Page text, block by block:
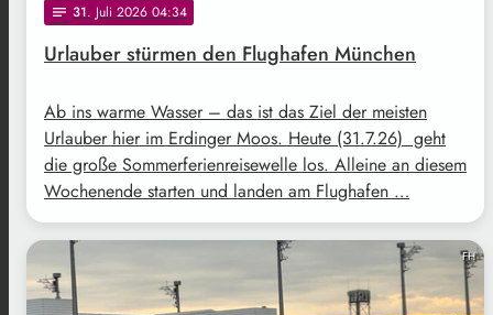
notes 31. Juli 2026 04:34
Urlauber stürmen den Flughafen München
Ab ins warme Wasser – das ist das Ziel der meisten
Urlauber hier im Erdinger Moos. Heute (31.7.26) geht
die große Sommerferienreisewelle los. Alleine an diesem
Wochenende starten und landen am Flughafen …
FH